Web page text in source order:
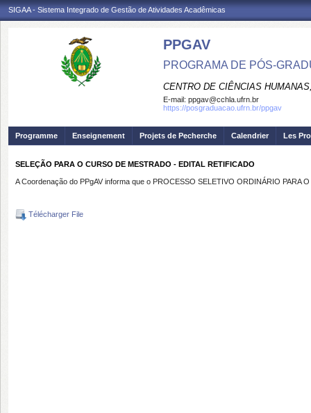
SIGAA - Sistema Integrado de Gestão de Atividades Acadêmicas
PPGAV
PROGRAMA DE PÓS-
CENTRO DE CIÊNCIAS
E-mail: ppgav@cchla.ufrn.br
https://posgraduacao.ufrn.br/ppgav
Programme Enseignement Projets de Pecherche Calendrier Les
SELEÇÃO PARA O CURSO DE MESTRADO - EDITAL RETIFICADO
A Coordenação do PPgAV informa que o PROCESSO SELETIVO ORDINÁRIO PARA
Télécharger File